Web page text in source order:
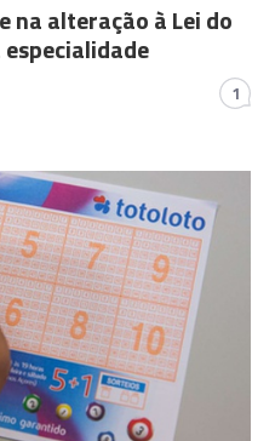
na alteração à Lei do
1